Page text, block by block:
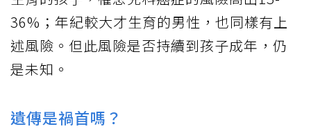
36%；年紀較大才生育的男性，也同樣有上
述風險。但此風險是否持續到孩子成年，仍
是未知。
遺傳是禍首嗎？